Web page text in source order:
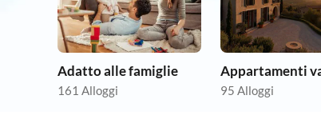
Adatto alle famiglie
161 Alloggi 95 Alloggi